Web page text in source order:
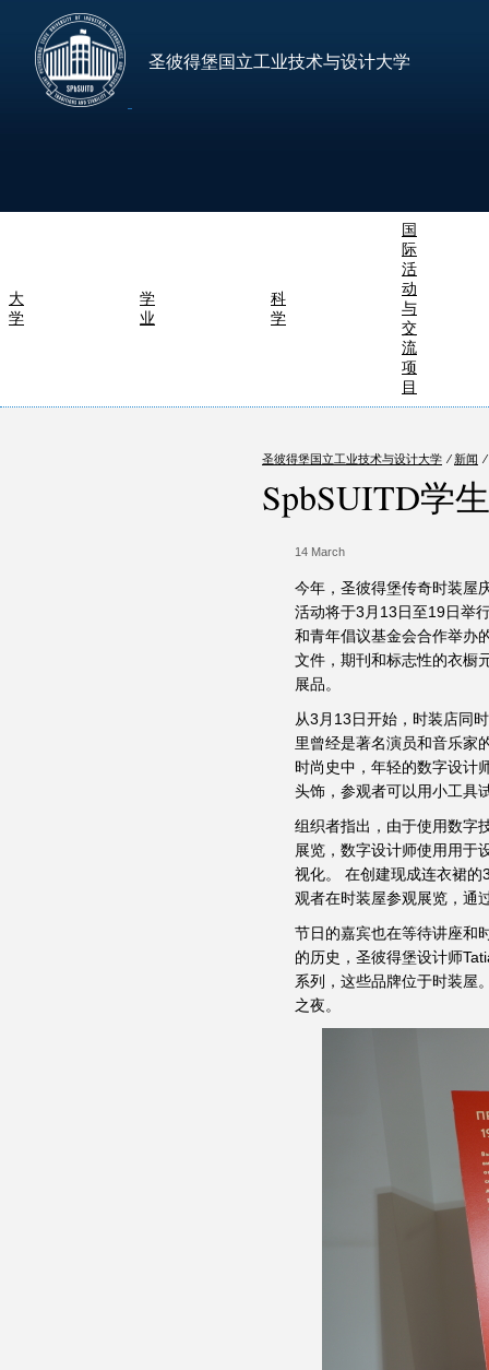
圣彼得堡国立工业技术与设计大学
大
学
学
业
科
学
国
际
活
动
与
交
流
项
目
圣彼得堡国立工业技术与设计大学 ⁄ 新闻 ⁄
SpbSUITD学
14 March
今年，圣彼得堡传奇时装屋
活动将于3月13日至19日举
和青年倡议基金会合作举办
文件，期刊和标志性的衣橱
展品。
从3月13日开始，时装店同
里曾经是著名演员和音乐家
时尚史中，年轻的数字设计
头饰，参观者可以用小工具
组织者指出，由于使用数字
展览，数字设计师使用用于
视化。 在创建现成连衣裙
观者在时装屋参观展览，通
节日的嘉宾也在等待讲座和
的历史，圣彼得堡设计师
系列，这些品牌位于时装屋
之夜。